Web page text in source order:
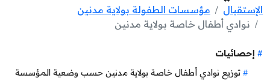
الإستقبال
مؤسسات الطفولة بولاية مدنين
نوادي أطفال خاصة بولاية مدنين
إحصائيات
توزيع نوادي أطفال خاصة بولاية مدنين حسب وضعية المؤسسة